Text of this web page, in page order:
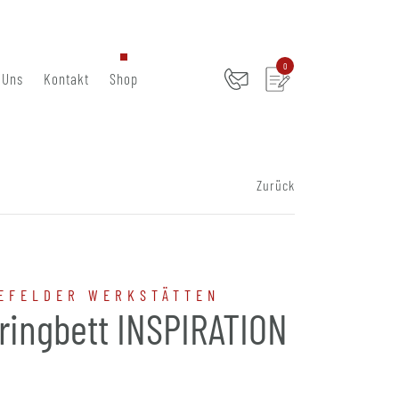
Kontakt Shop
0
Zurück
WERKSTÄTTEN
INSPIRATION